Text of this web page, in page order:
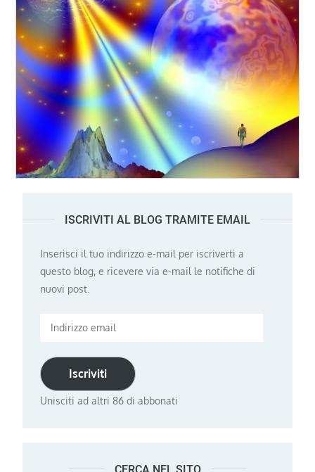
ISCRIVITI AL BLOG TRAMITE EMAIL
Inserisci il tuo indirizzo e-mail per iscriverti a
questo blog, e ricevere via e-mail le notifiche di
nuovi post.
Indirizzo
Iscriviti
Unisciti ad altri 86 di abbonati